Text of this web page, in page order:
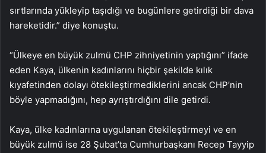
sırtlarında yükleyip taşıdığı ve bugünlere getirdiği bir dava
hareketidir.” diye konuştu.
“Ülkeye en büyük zulmü CHP zihniyetinin yaptığını” ifade
eden Kaya, ülkenin kadınlarını hiçbir şekilde kılık
kıyafetinden dolayı ötekileştirmediklerini ancak CHP’nin
böyle yapmadığını, hep ayrıştırdığını dile getirdi.
Kaya, ülke kadınlarına uygulanan ötekileştirmeyi ve en
büyük zulmü ise 28 Şubat’ta Cumhurbaşkanı Recep Tayyip